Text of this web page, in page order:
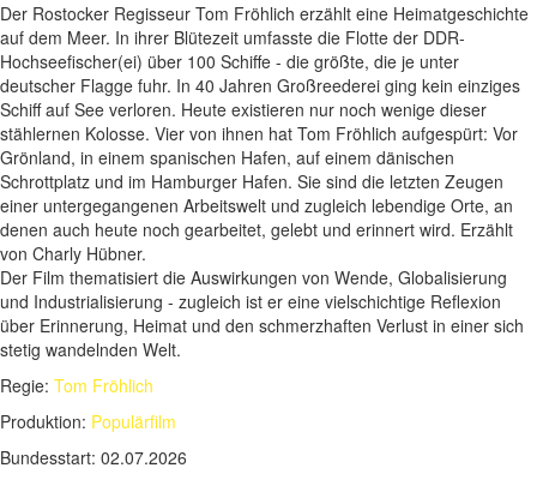
Der Rostocker Regisseur Tom Fröhlich erzählt eine Heimatgeschichte
auf dem Meer. In ihrer Blütezeit umfasste die Flotte der DDR-
Hochseefischer(ei) über 100 Schiffe - die größte, die je unter
deutscher Flagge fuhr. In 40 Jahren Großreederei ging kein einziges
Schiff auf See verloren. Heute existieren nur noch wenige dieser
stählernen Kolosse. Vier von ihnen hat Tom Fröhlich aufgespürt: Vor
Grönland, in einem spanischen Hafen, auf einem dänischen
Schrottplatz und im Hamburger Hafen. Sie sind die letzten Zeugen
einer untergegangenen Arbeitswelt und zugleich lebendige Orte, an
denen auch heute noch gearbeitet, gelebt und erinnert wird. Erzählt
von Charly Hübner.
Der Film thematisiert die Auswirkungen von Wende, Globalisierung
und Industrialisierung - zugleich ist er eine vielschichtige Reflexion
über Erinnerung, Heimat und den schmerzhaften Verlust in einer sich
stetig wandelnden Welt.
Regie: Tom Fröhlich
Produktion: Populärfilm
Bundesstart: 02.07.2026